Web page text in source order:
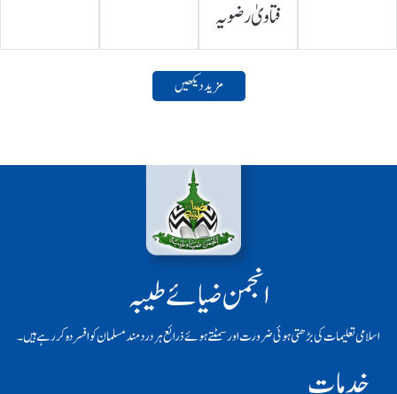
فتاویٰ رضویہ
مزید دیکھیں
انجمن ضیائے طیبہ
اسلامی تعلیمات کی بڑھتی ہوئی ضرورت اور سمٹتے ہوئے ذرائع ہر دردمند مسلمان کو افسردہ کر رہے ہیں۔